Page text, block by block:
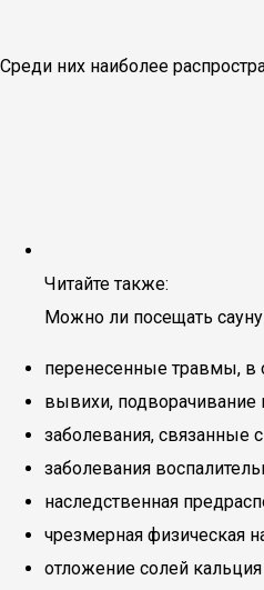
Среди них наиболее
Читайте также:
Можно ли посещать
перенесенные травмы, в
вывихи, подворачивание
заболевания, связанные
заболевания
наследственная
чрезмерная физическая
отложение солей